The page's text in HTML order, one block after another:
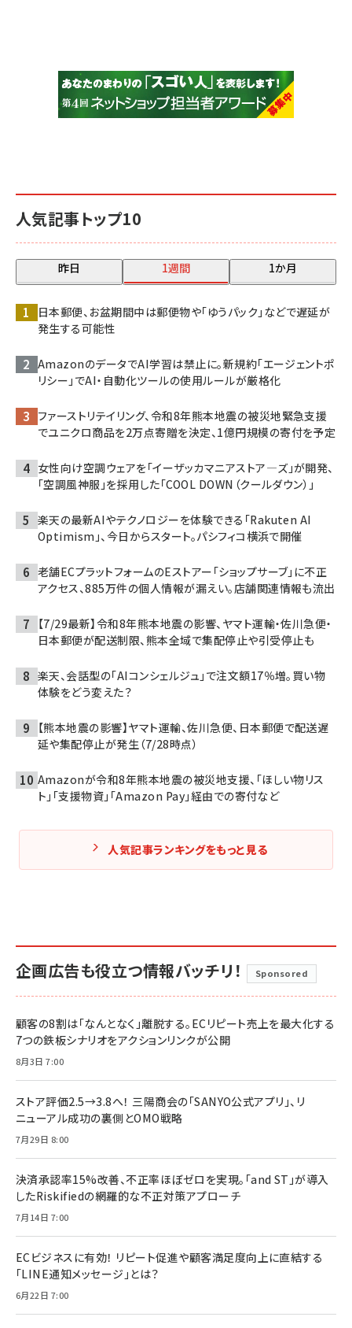
人気記事トップ10
昨日 1週間 1か月
日本郵便、お盆期間中は郵便物や「ゆうパック」などで遅延が
発生する可能性
AmazonのデータでAI学習は禁止に。新規約「エージェントポ
リシー」でAI・自動化ツールの使用ルールが厳格化
ファーストリテイリング、令和8年熊本地震の被災地緊急支援
でユニクロ商品を2万点寄贈を決定、1億円規模の寄付を予定
女性向け空調ウェアを「イーザッカマニアストア―ズ」が開発、
「空調風神服」を採用した「COOL DOWN（クールダウン）」
楽天の最新AIやテクノロジーを体験できる「Rakuten AI
Optimism」、今日からスタート。パシフィコ横浜で開催
老舗ECプラットフォームのEストアー「ショップサーブ」に不正
アクセス、885万件の個人情報が漏えい。店舗関連情報も流出
【7/29最新】令和8年熊本地震の影響、ヤマト運輸・佐川急便・
日本郵便が配送制限、熊本全域で集配停止や引受停止も
楽天、会話型の「AIコンシェルジュ」で注文額17％増。買い物
体験をどう変えた？
【熊本地震の影響】ヤマト運輸、佐川急便、日本郵便で配送遅
延や集配停止が発生（7/28時点）
Amazonが令和8年熊本地震の被災地支援、「ほしい物リス
ト」「支援物資」「Amazon Pay」経由での寄付など
人気記事ランキングをもっと見る
企画広告も役立つ情報バッチリ！ Sponsored
顧客の8割は「なんとなく」離脱する。ECリピート売上を最大化する
7つの鉄板シナリオをアクションリンクが公開
8月3日 7:00
ストア評価2.5→3.8へ！ 三陽商会の「SANYO公式アプリ」、リ
ニューアル成功の裏側とOMO戦略
7月29日 8:00
決済承認率15%改善、不正率ほぼゼロを実現。「and ST」が導入
したRiskifiedの網羅的な不正対策アプローチ
7月14日 7:00
ECビジネスに有効！ リピート促進や顧客満足度向上に直結する
「LINE通知メッセージ」とは？
6月22日 7:00